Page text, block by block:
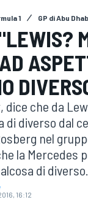
1 GP di Abu
dice che da
di diverso dal
nel
la Mercedes
di diverso.
16:12